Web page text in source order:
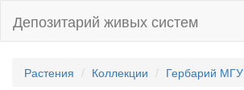
Депозитарий живых систем
Растения Коллекции Гербарий МГУ